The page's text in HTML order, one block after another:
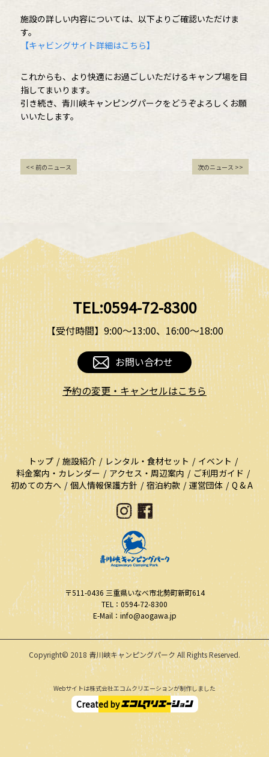
施設の詳しい内容については、以下よりご確認いただけま
す。
【キャビングサイト詳細はこちら】
これからも、より快適にお過ごしいただけるキャンプ場を目
指してまいります。
引き続き、青川峡キャンピングパークをどうぞよろしくお願
いいたします。
<< 前のニュース 次のニュース >>
TEL:0594-72-8300
【受付時間】9:00〜13:00、16:00〜18:00
お問い合わせ
予約の変更・キャンセルはこちら
トップ 施設紹介 レンタル・食材セット
イベント
料金案内・カレンダー
アクセス・周辺案内
ご利用ガイド
初めての方へ
個人情報保護方針 宿泊約款 運営団体 Q & A
〒511-0436三重県いなべ市北勢町新町614
TEL：0594-72-8300
E-Mail：info@aogawa.jp
Copyright© 2018 青川峡キャンピングパーク All Rights Reserved.
Webサイトは株式会社エコムクリエーションが制作しました
Created by